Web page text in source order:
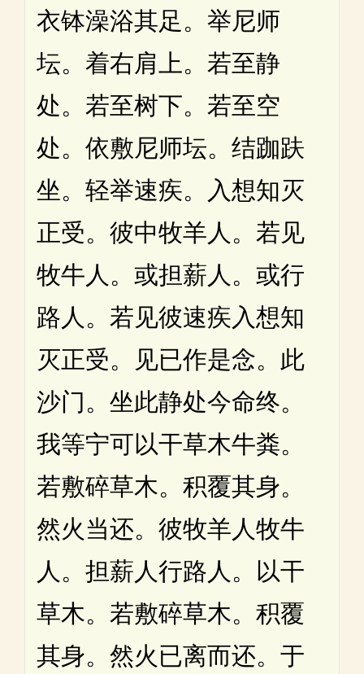
衣钵澡浴其足。举尼师
坛。着右肩上。若至静
处。若至树下。若至空
处。依敷尼师坛。结跏趺
坐。轻举速疾。入想知灭
正受。彼中牧羊人。若见
牧牛人。或担薪人。或行
路人。若见彼速疾入想知
灭正受。见已作是念。此
沙门。坐此静处今命终。
我等宁可以干草木牛粪。
若敷碎草木。积覆其身。
然火当还。彼牧羊人牧牛
人。担薪人行路人。以干
草木。若敷碎草木。积覆
其身。然火已离而还。于